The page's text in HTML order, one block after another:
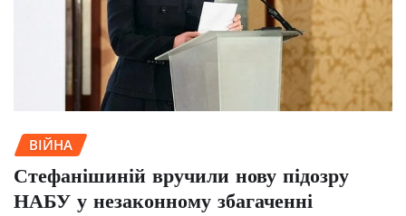
ВІЙНА
Стефанішиній вручили нову підозру
НАБУ у незаконному збагаченні